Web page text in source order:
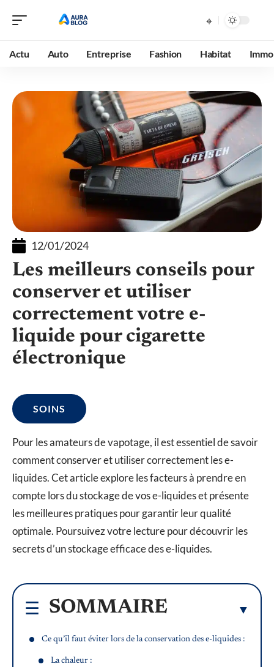
Actu Auto Entreprise Fashion Habitat
12/01/2024
Les meilleurs conseils pour
conserver et utiliser
correctement votre e-
liquide pour cigarette
électronique
SOINS
Pour les amateurs de vapotage, il est essentiel de savoir
comment conserver et utiliser correctement les e-
liquides. Cet article explore les facteurs à prendre en
compte lors du stockage de vos e-liquides et présente
les meilleures pratiques pour garantir leur qualité
optimale. Poursuivez votre lecture pour découvrir les
secrets d’un stockage efficace des e-liquides.
SOMMAIRE
Ce qu’il faut éviter lors de la conservation des e-liquides :
La chaleur :